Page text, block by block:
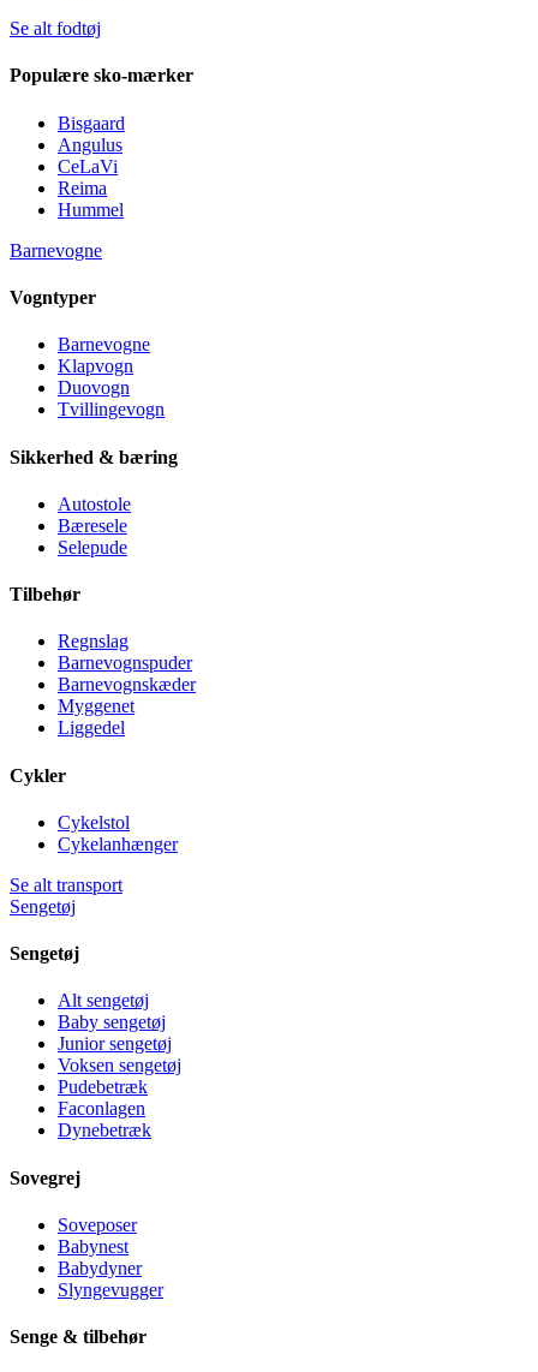
Se alt fodtøj
Populære sko-mærker
Bisgaard
Angulus
CeLaVi
Reima
Hummel
Barnevogne
Vogntyper
Barnevogne
Klapvogn
Duovogn
Tvillingevogn
Sikkerhed & bæring
Autostole
Bæresele
Selepude
Tilbehør
Regnslag
Barnevognspuder
Barnevognskæder
Myggenet
Liggedel
Cykler
Cykelstol
Cykelanhænger
Se alt transport
Sengetøj
Sengetøj
Alt sengetøj
Baby sengetøj
Junior sengetøj
Voksen sengetøj
Pudebetræk
Faconlagen
Dynebetræk
Sovegrej
Soveposer
Babynest
Babydyner
Slyngevugger
Senge & tilbehør